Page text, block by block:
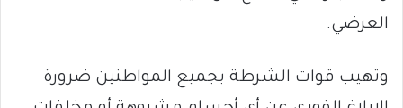
العرضي.
وتهيب قوات الشرطة بجميع المواطنين ضرورة